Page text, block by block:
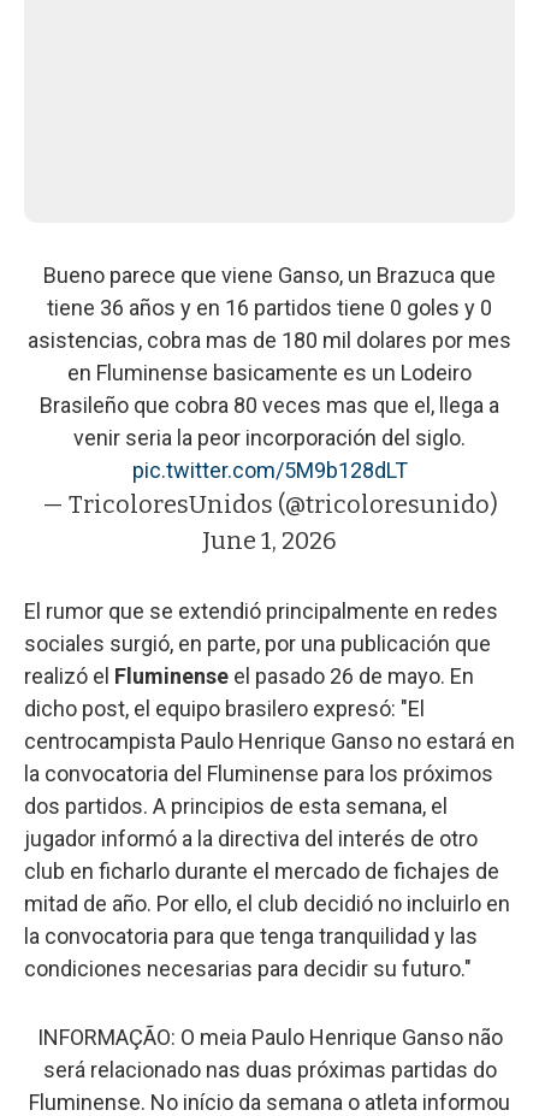
Bueno parece que viene Ganso, un Brazuca que
tiene 36 años y en 16 partidos tiene 0 goles y 0
asistencias, cobra mas de 180 mil dolares por mes
en Fluminense basicamente es un Lodeiro
Brasileño que cobra 80 veces mas que el, llega a
venir seria la peor incorporación del siglo.
pic.twitter.com/5M9b128dLT
— TricoloresUnidos (@tricoloresunido)
June 1, 2026
El rumor que se extendió principalmente en redes
sociales surgió, en parte, por una publicación que
realizó el Fluminense el pasado 26 de mayo. En
dicho post, el equipo brasilero expresó: "El
centrocampista Paulo Henrique Ganso no estará en
la convocatoria del Fluminense para los próximos
dos partidos. A principios de esta semana, el
jugador informó a la directiva del interés de otro
club en ficharlo durante el mercado de fichajes de
mitad de año. Por ello, el club decidió no incluirlo en
la convocatoria para que tenga tranquilidad y las
condiciones necesarias para decidir su futuro."
INFORMAÇÃO: O meia Paulo Henrique Ganso não
será relacionado nas duas próximas partidas do
Fluminense. No início da semana o atleta informou